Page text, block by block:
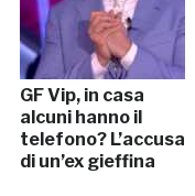
GF Vip, in casa
alcuni hanno il
telefono? L’accusa
di un’ex gieffina